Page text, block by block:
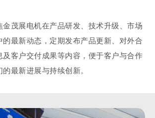
金茂展电机在产品研发、技术升级、市场
的最新动态，定期发布产品更新、对外合
及客户交付成果等内容，便于客户与合作
最新进展与持续创新。